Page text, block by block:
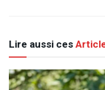
Lire aussi ces